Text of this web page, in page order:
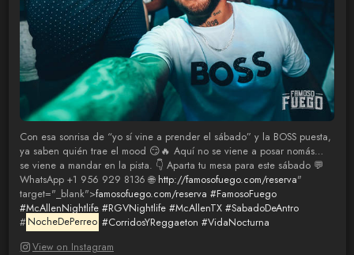
Con esa sonrisa de “yo sí vine a prender el sábado” y la BOSS puesta,
ya saben quién trae el mood 😏🔥 Aquí no se viene a posar nomás…
se viene a mandar en la pista. 👇 Aparta tu mesa para este sábado 💬
WhatsApp +1 956 929 8136 🌐 http://famosofuego.com/reserva"
target="_blank">famosofuego.com/reserva #FamosoFuego
#McAllenNightlife #RGVNightlife #McAllenTX #SabadoDeAntro
# NocheDePerreo #CorridosYReggaeton #VidaNocturna
View on Instagram